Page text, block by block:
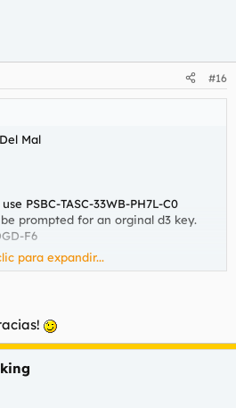
#16
Mal
PSBC-TASC-33WB-PH7L-C0
prompted for an orginal d3 key.
F6
para expandir...